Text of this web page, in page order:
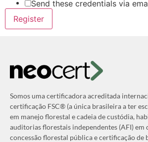
Send these credentials via
Somos uma certificadora acreditada
certificação FSC® (a única brasileira a ter
em manejo florestal e cadeia de custódia,
auditorias florestais independentes (AFI) em
concessão florestal pública e certificação de